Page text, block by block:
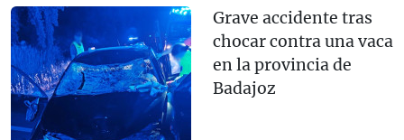
Grave accidente tras
chocar contra una vaca
en la provincia de
Badajoz